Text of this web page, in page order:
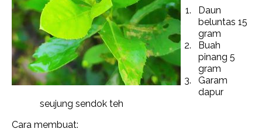
Daun
beluntas 15
gram
Buah
pinang 5
gram
Garam
dapur
seujung sendok teh
Cara membuat: